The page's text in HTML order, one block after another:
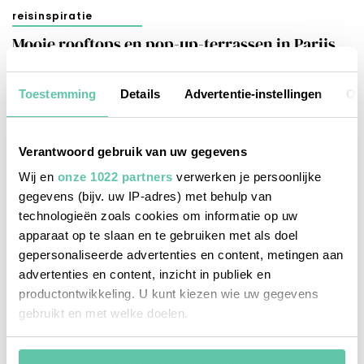
Toestemming Details Advertentie-instellingen
Verantwoord gebruik van uw gegevens
Wij en onze 1022 partners verwerken je persoonlijke
gegevens (bijv. uw IP-adres) met behulp van
technologieën zoals cookies om informatie op uw
apparaat op te slaan en te gebruiken met als doel
gepersonaliseerde advertenties en content, metingen aan
advertenties en content, inzicht in publiek en
productontwikkeling. U kunt kiezen wie uw gegevens
gebruikt en met welke doelen.
Als u het toestaat, willen we ook graag:
reisinspiratie
Mooie rooftops en pop-up-terrassen in Parijs
24 MEI 2026